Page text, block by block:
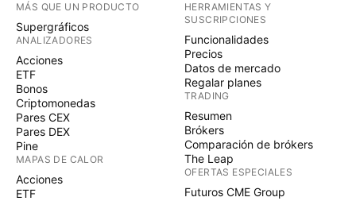
MÁS QUE UN PRODUCTO
Supergráficos
ANALIZADORES
Acciones
ETF
Bonos
Criptomonedas
Pares CEX
Pares DEX
Pine
MAPAS DE CALOR
Acciones
ETF
HERRAMIENTAS Y
SUSCRIPCIONES
Funcionalidades
Precios
Datos de mercado
Regalar planes
TRADING
Resumen
Brókers
Comparación de brókers
The Leap
OFERTAS ESPECIALES
Futuros CME Group